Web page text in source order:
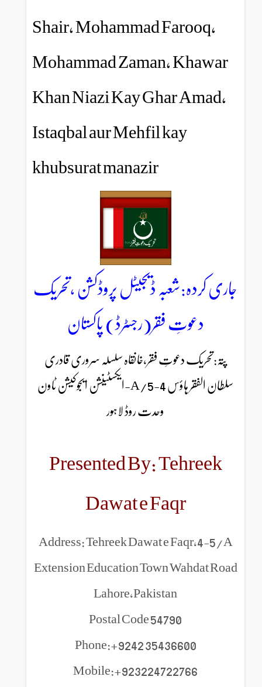
Shair, Mohammad
Mohammad Zaman,
Khan Niazi Kay Ghar
Istaqbal aur Mehfil
khubsurat manazir
ڈیجیٹل پروڈکشن ،تحریک
فقر(رجسٹرڈ) پاکستان
فقر،خانقاہ سلسلہ سروری قادری
سلطان الفقر ہاؤس 4-5/A-ایکسٹینشن ایجوکیشن ٹاون
Presented By:
Dawat e
Address: Tehreek Dawat e
Extension Education Town
Lahore,Pakistan
Postal Code 54790
Phone:+9242